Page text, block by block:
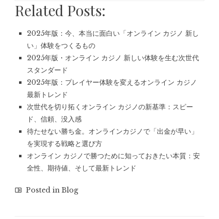
Related Posts:
2025年版：今、本当に面白い「オンライン カジノ 新し
い」体験をつくるもの
2025年版・オンライン カジノ 新しい体験を生む次世代
スタンダード
2025年版：プレイヤー体験を変えるオンライン カジノ
最新トレンド
次世代を切り拓くオンライン カジノの新基準：スピー
ド、信頼、没入感
待たせない勝ち金。オンラインカジノで「出金が早い」
を実現する戦略と選び方
オンライン カジノで勝つために知っておきたい本質：安
全性、期待値、そして最新トレンド
Posted in Blog